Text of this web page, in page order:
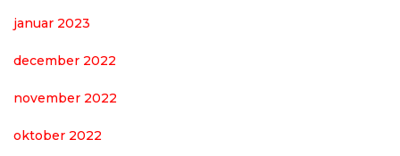
januar 2023
december 2022
november 2022
oktober 2022